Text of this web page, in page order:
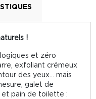
!
et zéro
exfoliant crémeux
des yeux... mais
galet de
et pain de toilette :